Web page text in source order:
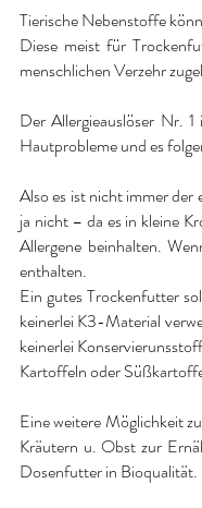
Tierische Nebenstoffe
Diese meist für
menschlichen Verzehr
Der Allergieauslöser Nr.
Hautprobleme und es
Also es ist nicht immer
ja nicht – da es in kleine
Allergene beinhalten.
enthalten.
Ein gutes Trockenfutter
keinerlei K3-Material
keinerlei
Kartoffeln oder
Eine weitere Möglichkeit
Kräutern u. Obst zur
Dosenfutter in Bioqualität.